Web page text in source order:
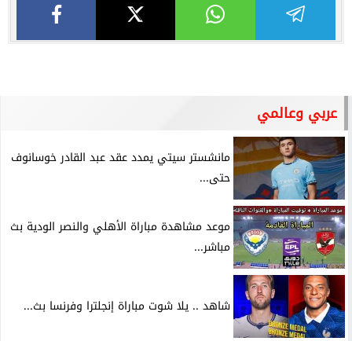
عربي وعالمي
مانشستر سيتي يمدد عقد عبد القادر خوسانوف
حتى...
موعد مشاهدة مباراة الأهلي والنصر الودية بث
مباشر...
شاهد .. يلا شوت مباراة إنجلترا وفرنسا بث...